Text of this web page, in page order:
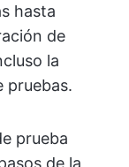
hasta
de
la
pruebas.
prueba
de la